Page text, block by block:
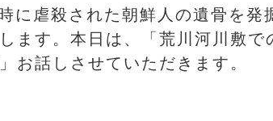
に虐殺された朝鮮人の遺骨を発
ます。本日は、「荒川河川敷で
お話しさせていただきます。